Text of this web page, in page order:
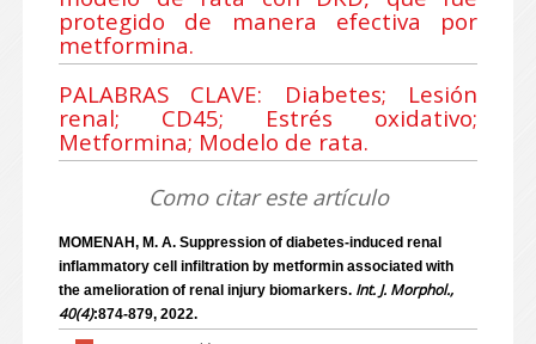
protegido de manera efectiva por
metformina.
PALABRAS CLAVE: Diabetes; Lesión
renal; CD45; Estrés oxidativo;
Metformina; Modelo de rata.
Como citar este artículo
MOMENAH, M. A. Suppression of diabetes-induced renal
inflammatory cell infiltration by metformin associated with
the amelioration of renal injury biomarkers. Int. J. Morphol.,
40(4):874-879, 2022.